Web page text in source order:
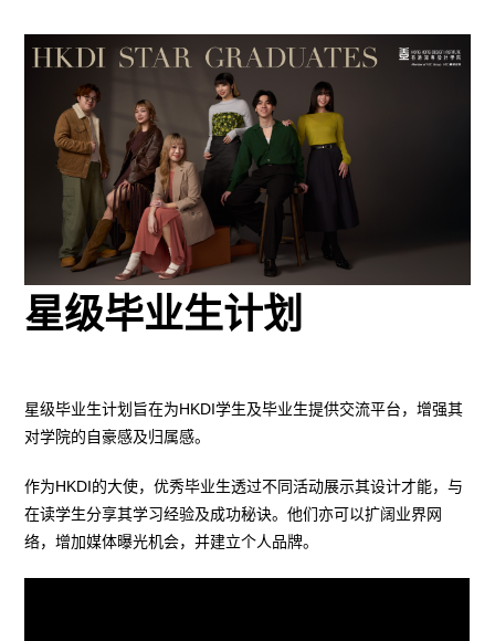
星级毕业生计划
星级毕业生计划旨在为HKDI学生及毕业生提供交流平台，增强其
对学院的自豪感及归属感。
作为HKDI的大使，优秀毕业生透过不同活动展示其设计才能，与
在读学生分享其学习经验及成功秘诀。他们亦可以扩阔业界网
络，增加媒体曝光机会，并建立个人品牌。